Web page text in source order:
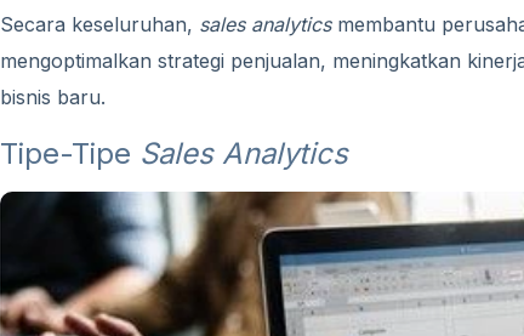
Secara keseluruhan, sales analyticsmembantu
mengoptimalkan strategi penjualan, meningkatkan
bisnis baru.
Tipe-Tipe Sales Analytics